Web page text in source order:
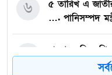
৫ তারিখ এ
…. পানিসম্পদ
৬
রামগঞ্জে
ভাইরাল, দল
৭